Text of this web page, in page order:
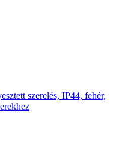
szerelés, IP44, fehér,